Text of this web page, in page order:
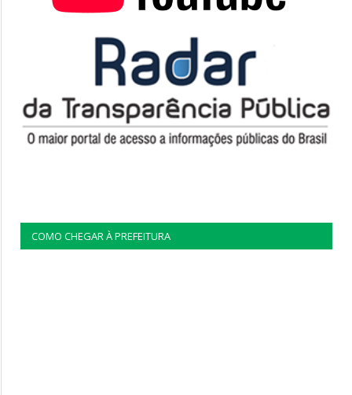
COMO CHEGAR À PREFEITURA